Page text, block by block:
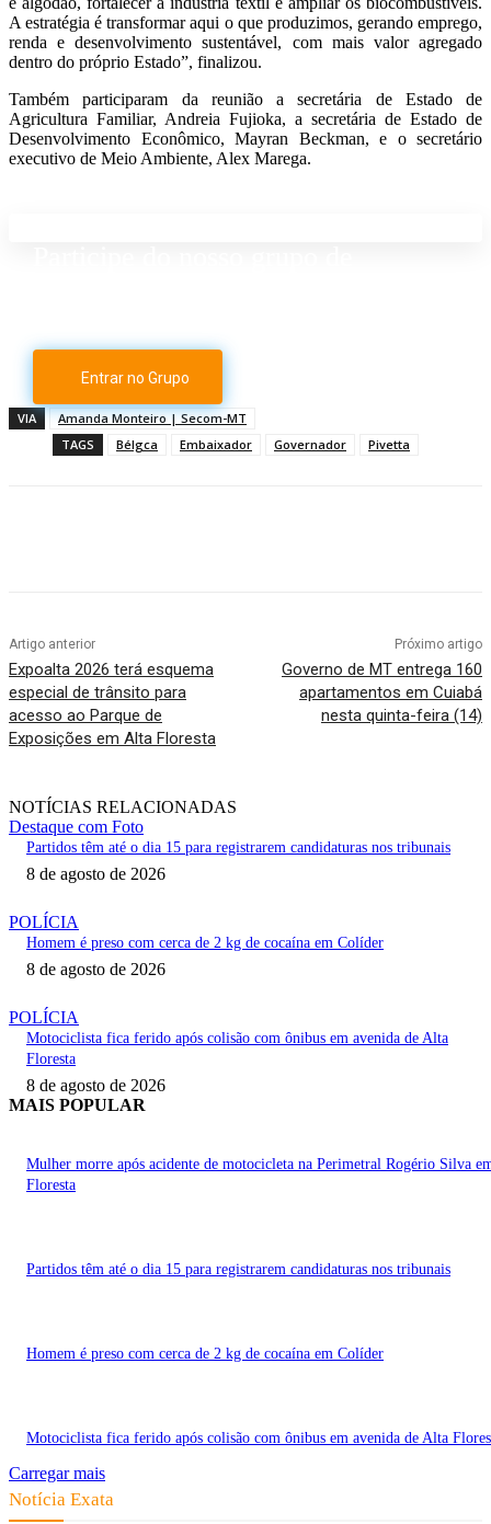
A estratégia é transformar aqui o que produzimos, gerando emprego,
renda e desenvolvimento sustentável, com mais valor agregado
dentro do próprio Estado”, finalizou.
Também participaram da reunião a secretária de Estado de
Agricultura Familiar, Andreia Fujioka, a secretária de Estado de
Desenvolvimento Econômico, Mayran Beckman, e o secretário
executivo de Meio Ambiente, Alex Marega.
Entrar no Grupo
VIA
Amanda Monteiro | Secom-MT
TAGS
Bélgca Embaixador Governador Pivetta
Artigo anterior
Expoalta 2026 terá esquema
especial de trânsito para
acesso ao Parque de
Exposições em Alta Floresta
Próximo artigo
Governo de MT entrega 160
apartamentos em Cuiabá
nesta quinta-feira (14)
NOTÍCIAS RELACIONADAS
Destaque com Foto
Partidos têm até o dia 15 para registrarem candidaturas nos tribunais
8 de agosto de 2026
POLÍCIA
Homem é preso com cerca de 2 kg de cocaína em Colíder
8 de agosto de 2026
POLÍCIA
Motociclista fica ferido após colisão com ônibus em avenida de Alta
Floresta
8 de agosto de 2026
MAIS POPULAR
Mulher morre após acidente de motocicleta na Perimetral Rogério Silva
Floresta
Partidos têm até o dia 15 para registrarem candidaturas nos tribunais
Homem é preso com cerca de 2 kg de cocaína em Colíder
Motociclista fica ferido após colisão com ônibus em avenida de Alta
Carregar mais
Notícia Exata